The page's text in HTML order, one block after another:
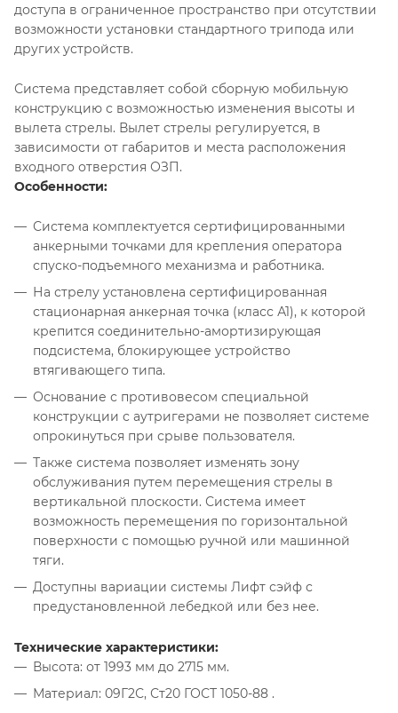
доступа в ограниченное пространство при отсутствии
возможности установки стандартного трипода или
других устройств.
Система представляет собой сборную мобильную
конструкцию с возможностью изменения высоты и
вылета стрелы. Вылет стрелы регулируется, в
зависимости от габаритов и места расположения
входного отверстия ОЗП.
Особенности:
Система комплектуется сертифицированными
анкерными точками для крепления оператора
спуско-подъемного механизма и работника.
На стрелу установлена сертифицированная
стационарная анкерная точка (класс А1), к которой
крепится соединительно-амортизирующая
подсистема, блокирующее устройство
втягивающего типа.
Основание с противовесом специальной
конструкции с аутригерами не позволяет системе
опрокинуться при срыве пользователя.
Также система позволяет изменять зону
обслуживания путем перемещения стрелы в
вертикальной плоскости. Система имеет
возможность перемещения по горизонтальной
поверхности с помощью ручной или машинной
тяги.
Доступны вариации системы Лифт сэйф с
предустановленной лебедкой или без нее.
Технические характеристики:
Высота: от 1993 мм до 2715 мм.
Материал: 09Г2С, Ст20 ГОСТ 1050-88 .